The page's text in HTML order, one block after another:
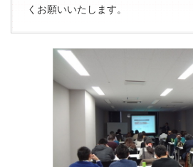
くお願いいたします。